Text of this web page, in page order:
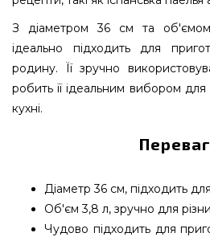
З діаметром 36 см та
ідеально підходить для
родину. Її зручно
робить її ідеальним вибором для
кухні.
Діаметр 36 см, підходить
Об'єм 3,8 л, зручно для
Чудово підходить для